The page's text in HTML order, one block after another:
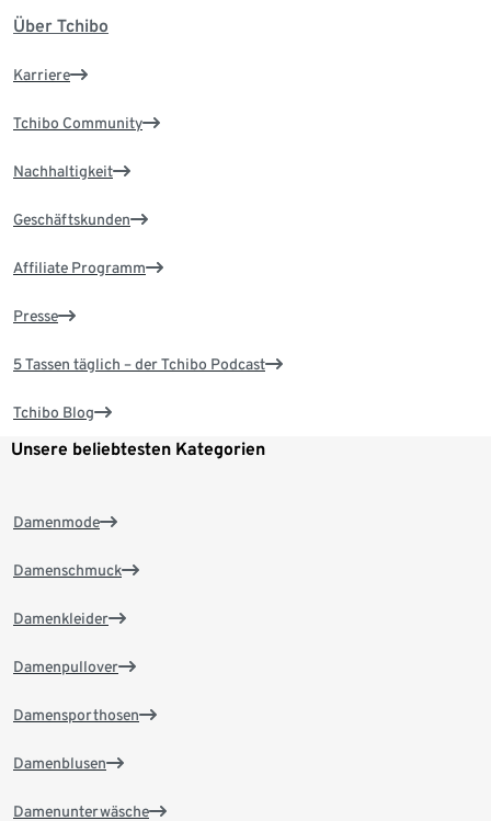
Über Tchibo
Karriere
Tchibo Community
Nachhaltigkeit
Geschäftskunden
Affiliate Programm
Presse
5 Tassen täglich – der Tchibo Podcast
Tchibo Blog
Unsere beliebtesten Kategorien
Damenmode
Damenschmuck
Damenkleider
Damenpullover
Damensporthosen
Damenblusen
Damenunterwäsche